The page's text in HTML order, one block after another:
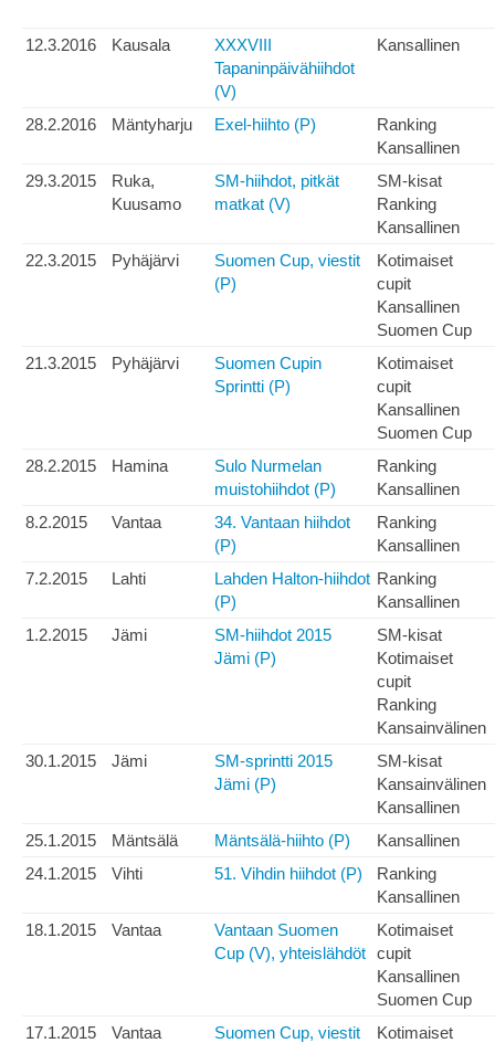
12.3.2016 Kausala
XXXVIII
Tapaninpäivähiihdot
(V)
Kansallinen
28.2.2016 Mäntyharju Exel-hiihto (P)
Ranking
Kansallinen
29.3.2015
Ruka,
Kuusamo
SM-hiihdot, pitkät
matkat (V)
SM-kisat
Ranking
Kansallinen
22.3.2015
Pyhäjärvi
Suomen Cup, viestit
(P)
Kotimaiset
cupit
Kansallinen
Suomen Cup
21.3.2015
Pyhäjärvi
Suomen Cupin
Sprintti (P)
Kotimaiset
cupit
Kansallinen
Suomen Cup
28.2.2015
Hamina
Sulo Nurmelan
muistohiihdot (P)
Ranking
Kansallinen
8.2.2015
Vantaa
34. Vantaan hiihdot
(P)
Ranking
Kansallinen
7.2.2015
Lahti
Lahden Halton-hiihdot
(P)
Ranking
Kansallinen
1.2.2015
Jämi
SM-hiihdot 2015
Jämi (P)
SM-kisat
Kotimaiset
cupit
Ranking
Kansainvälinen
30.1.2015
Jämi
SM-sprintti 2015
Jämi (P)
SM-kisat
Kansainvälinen
Kansallinen
25.1.2015
Mäntsälä Mäntsälä-hiihto (P)
Kansallinen
24.1.2015
Vihti 51. Vihdin hiihdot (P)
Ranking
Kansallinen
18.1.2015
Vantaa
Vantaan Suomen
Cup (V), yhteislähdöt
Kotimaiset
cupit
Kansallinen
Suomen Cup
17.1.2015
Vantaa
Suomen Cup, viestit
Kotimaiset